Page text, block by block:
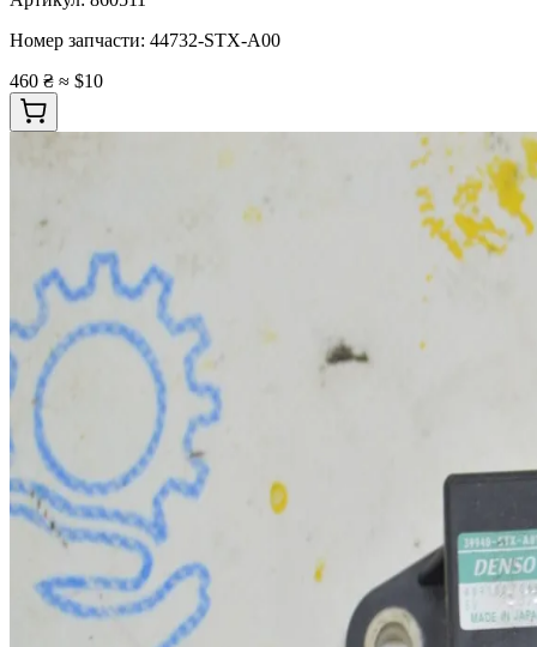
Номер запчасти: 44732-STX-A00
460 ₴ ≈ $10